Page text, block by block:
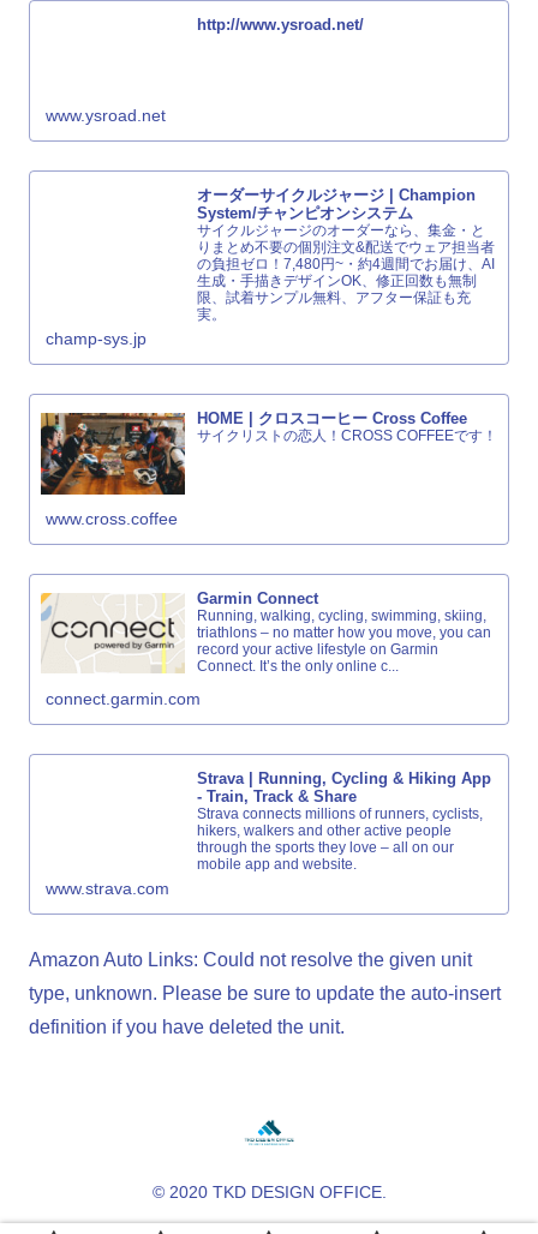
http://www.ysroad.net/
www.ysroad.net
オーダーサイクルジャージ | Champion
System/チャンピオンシステム
サイクルジャージのオーダーなら、集金・と
りまとめ不要の個別注文&配送でウェア担当者
の負担ゼロ！7,480円~・約4週間でお届け、AI
生成・手描きデザインOK、修正回数も無制
限、試着サンプル無料、アフター保証も充
実。
champ-sys.jp
HOME | クロスコーヒー Cross Coffee
サイクリストの恋人！CROSS COFFEEです！
www.cross.coffee
Garmin Connect
Running, walking, cycling, swimming, skiing,
triathlons – no matter how you move, you can
record your active lifestyle on Garmin
Connect. It’s the only online c...
connect.garmin.com
Strava | Running, Cycling & Hiking App
- Train, Track & Share
Strava connects millions of runners, cyclists,
hikers, walkers and other active people
through the sports they love – all on our
mobile app and website.
www.strava.com
Amazon Auto Links: Could not resolve the given unit
type, unknown. Please be sure to update the auto-insert
definition if you have deleted the unit.
© 2020 TKD DESIGN OFFICE.